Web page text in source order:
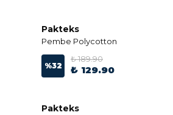
Pakteks
Pembe Polycotton
%32
₺ 189.90
₺ 129.90
Pakteks